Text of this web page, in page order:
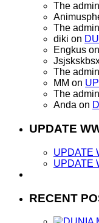
The admin
The admin
diki on
Engkus on
The admin
MM on
The admin
Anda on
UPDATE
UPDATE
UPDATE
RECENT